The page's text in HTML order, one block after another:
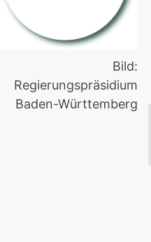
Bild:
Regierungspräsidium
Baden-Württemberg